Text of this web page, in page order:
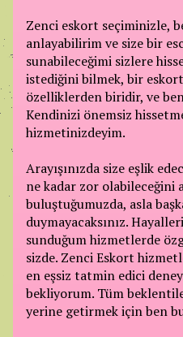
Zenci eskort seçiminizle,
anlayabilirim ve size bir
sunabileceğimi sizlere
istediğini bilmek, bir
özelliklerden biridir, ve
Kendinizi önemsiz
hizmetinizdeyim.
Arayışınızda size eşlik
ne kadar zor olabileceğini
buluştuğumuzda, asla
duymayacaksınız.
sunduğum hizmetlerde
sizde. Zenci Eskort
en eşsiz tatmin edici
bekliyorum. Tüm
yerine getirmek için ben